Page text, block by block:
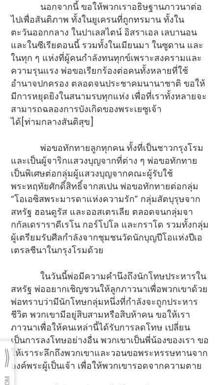
นอกจากนี้ ขอให้พวกเราอธิษฐานภาวนาต่อ
ไปเพื่อสันติภาพ ทั้งในยูเครนที่ถูกทรมาน ทั้งใน
ตะวันออกกลาง ในปาเลสไตน์ อิสราเอล เลบานอน
และในซีเรียตอนนี้ รวมทั้งในเมียนมา ในซูดาน และ
ในทุก ๆ แห่งที่ผู้คนกำลังทนทุกข์เพราะสงครามและ
ความรุนแรง พ่อขอเรียกร้องต่อคนทั้งหลายที่ใช้
อำนาจปกครอง ตลอดจนประชาคมนานาชาติ ขอให้
มีการหยุดยิงในสนามรบทุกแห่ง เพื่อที่เราทั้งหลายจะ
สามารถฉลองการบังเกิดของพระเยซูเจ้า
ได้[ท่ามกลางสันติสุข]
พ่อขอทักทายลูกทุกคน ทั้งที่เป็นชาวกรุงโรม
และเป็นผู้จาริกแสวงบุญจากที่ต่าง ๆ พ่อขอทักทาย
เป็นพิเศษต่อกลุ่มผู้แสวงบุญจากคณะผู้รับใช้
พระหฤทัยศักดิ์สิทธิ์จากสเปน พ่อขอทักทายต่อกลุ่ม
“โอเอซิสพระมารดาแห่งความรัก” กลุ่มสัตบุรุษจาก
สหรัฐ ฮอนดูรัส และออสเตรเลีย ตลอดจนกลุ่มจา
กกัลเดราราดีเรโน กอร์โปโล และกราโด รวมทั้งกลุ่ม
ผู้เตรียมรับศีลกำลังจากชุมชนวัดนักบุญปีโอแห่งปีเอ
เตรลชีนาในกรุงโรมด้วย
ในวันนี้พ่อมีความคำนึงถึงนักโทษประหารใน
สหรัฐ พ่ออยากเชิญชวนให้ลูกภาวนาเพื่อพวกเขาด้วย
พ่อทราบว่ามีนักโทษกลุ่มหนึ่งที่กำลังจะถูกประหาร
ชีวิต พวกเขามีอยู่สิบสามหรือสิบห้าคน ขอให้เรา
ภาวนาเพื่อให้คนเหล่านี้ได้รับการลดโทษ เปลี่ยน
เป็นการลงโทษอย่างอื่น พวกเขาเป็นพี่น้องของเรา ขอ
ให้เราระลึกถึงพวกเขาและวอนขอพระหรรษทานจาก
องค์พระผู้เป็นเจ้า เพื่อให้พวกเขารอดจากความตาย